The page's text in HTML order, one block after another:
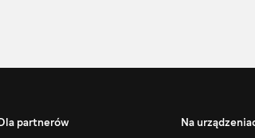
partnerów Na